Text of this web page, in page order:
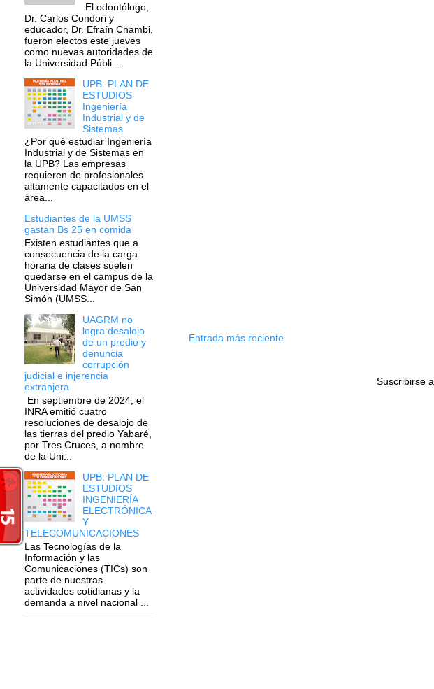
Entrada más reciente
Suscribirse
El odontólogo,
Dr. Carlos Condori y
educador, Dr. Efraín Chambi,
fueron electos este jueves
como nuevas autoridades de
la Universidad Públi...
UPB: PLAN DE
ESTUDIOS
Ingeniería
Industrial y de
Sistemas
¿Por qué estudiar Ingeniería
Industrial y de Sistemas en
la UPB? Las empresas
requieren de profesionales
altamente capacitados en el
área...
Estudiantes de la UMSS
gastan Bs 25 en comida
Existen estudiantes que a
consecuencia de la carga
horaria de clases suelen
quedarse en el campus de la
Universidad Mayor de San
Simón (UMSS...
UAGRM no
logra desalojo
de un predio y
denuncia
corrupción
judicial e injerencia
extranjera
En septiembre de 2024, el
INRA emitió cuatro
resoluciones de desalojo de
las tierras del predio Yabaré,
por Tres Cruces, a nombre
de la Uni...
UPB: PLAN DE
ESTUDIOS
INGENIERÍA
ELECTRÓNICA
Y
TELECOMUNICACIONES
Las Tecnologías de la
Información y las
Comunicaciones (TICs) son
parte de nuestras
actividades cotidianas y la
demanda a nivel nacional ...